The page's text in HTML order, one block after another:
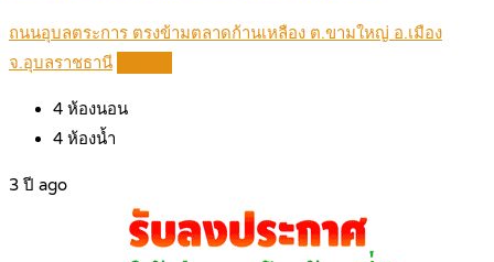
ถนนอุบลตระการ ตรงข้ามตลาดก้านเหลือง ต.ขามใหญ่ อ.เมือง
จ.อุบลราชธานี
4 ห้องนอน
4 ห้องน้ำ
3 ปี ago